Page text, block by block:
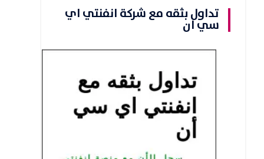
تداول بثقه مع شركة انفنتي اي
سي ان